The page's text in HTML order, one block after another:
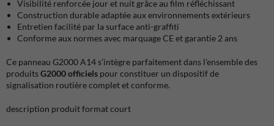
Visibilité renforcée jour et nuit grâce au film réfléchissant
Construction durable adaptée aux environnements extérieurs
Entretien facilité par la surface anti-graffiti
Conforme aux normes avec marquage CE et garantie 2 ans
Ce panneau G2000 A14 s’intègre parfaitement dans l’ensemble des
produitsG2000 officiels pour constituer un dispositif de
signalisation routière complet et conforme.
description produit format court